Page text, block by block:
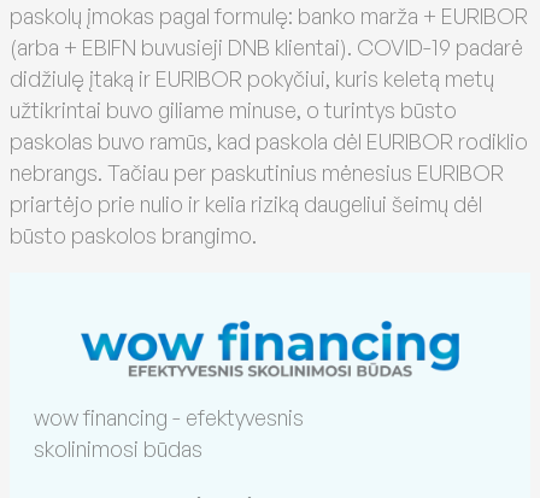
paskolų įmokas pagal formulę: banko marža + EURIBOR
(arba + EBIFN buvusieji DNB klientai). COVID-19 padarė
didžiulę įtaką ir EURIBOR pokyčiui, kuris keletą metų
užtikrintai buvo giliame minuse, o turintys būsto
paskolas buvo ramūs, kad paskola dėl EURIBOR rodiklio
nebrangs. Tačiau per paskutinius mėnesius EURIBOR
priartėjo prie nulio ir kelia riziką daugeliui šeimų dėl
būsto paskolos brangimo.
wow financing - efektyvesnis
skolinimosi būdas